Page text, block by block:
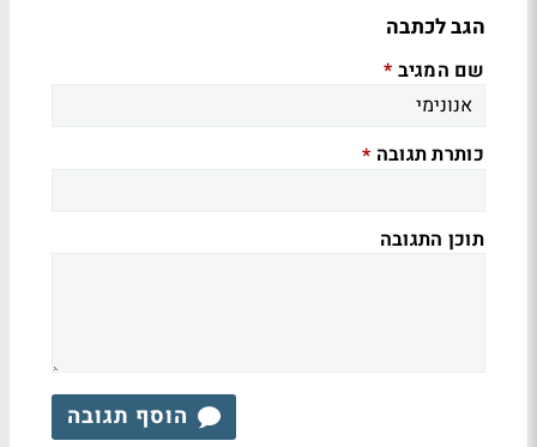
הגב לכתבה
שם המגיב *
כותרת תגובה *
תוכן התגובה
הוסף תגובה